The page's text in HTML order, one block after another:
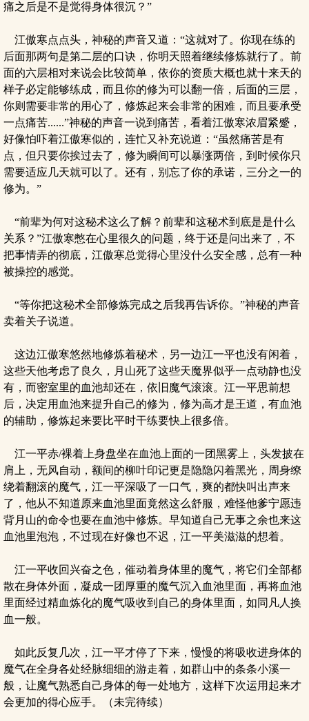
痛之后是不是觉得身体很沉？”
江傲寒点点头，神秘的声音又道：“这就对了。你现在练的
后面那两句是第二层的口诀，你明天照着继续修炼就行了。前
面的六层相对来说会比较简单，依你的资质大概也就十来天的
样子必定能够练成，而且你的修为可以翻一倍，后面的三层，
你则需要非常的用心了，修炼起来会非常的困难，而且要承受
一点痛苦......”神秘的声音一说到痛苦，看着江傲寒浓眉紧蹙，
好像怕吓着江傲寒似的，连忙又补充说道：“虽然痛苦是有
点，但只要你挨过去了，修为瞬间可以暴涨两倍，到时候你只
需要适应几天就可以了。还有，别忘了你的承诺，三分之一的
修为。”
“前辈为何对这秘术这么了解？前辈和这秘术到底是是什么
关系？”江傲寒憋在心里很久的问题，终于还是问出来了，不
把事情弄的彻底，江傲寒总觉得心里没什么安全感，总有一种
被操控的感觉。
“等你把这秘术全部修炼完成之后我再告诉你。”神秘的声音
卖着关子说道。
这边江傲寒悠然地修炼着秘术，另一边江一平也没有闲着，
这些天他考虑了良久，月山死了这些天魔界似乎一点动静也没
有，而密室里的血池却还在，依旧魔气滚滚。江一平思前想
后，决定用血池来提升自己的修为，修为高才是王道，有血池
的辅助，修炼起来要比平时干练要快上很多倍。
江一平赤/裸着上身盘坐在血池上面的一团黑雾上，头发披在
肩上，无风自动，额间的柳叶印记更是隐隐闪着黑光，周身缭
绕着翻滚的魔气，江一平深吸了一口气，爽的都快叫出声来
了，他从不知道原来血池里面竟然这么舒服，难怪他爹宁愿违
背月山的命令也要在血池中修炼。早知道自己无事之余也来这
血池里泡泡，不过现在好像也不迟，江一平美滋滋的想着。
江一平收回兴奋之色，催动着身体里的魔气，将它们全部都
散在身体外面，凝成一团厚重的魔气沉入血池里面，再将血池
里面经过精血炼化的魔气吸收到自己的身体里面，如同凡人换
血一般。
如此反复几次，江一平才停了下来，慢慢的将吸收进身体的
魔气在全身各处经脉细细的游走着，如群山中的条条小溪一
般，让魔气熟悉自己身体的每一处地方，这样下次运用起来才
会更加的得心应手。（未完待续）